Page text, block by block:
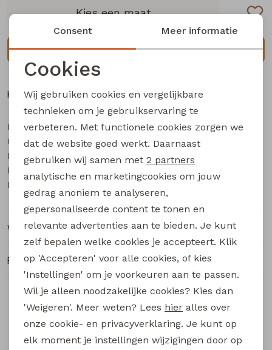
Bermuda's
Piraat broeken
Lange broeken
Rokken
Kies een maat
Plaats in winkelmand
Kenmerken
Merk
City Life
Categorie
Dames lange broek
Leverancierscode
506060 W20023
Bestelcode
233001307
Kleur
Zwart
Winkelvoorraad
Ruilen en retourneren
Snelle en betrouwbare levering
Noodzakelijke cookies
Analytische cookies
Marketing cookies
Consent Meer informatie
Cookies
Wij gebruiken cookies en vergelijkbare
technieken om je gebruikservaring te
verbeteren. Met functionele cookies zorgen we
dat de website goed werkt. Daarnaast
gebruiken wij samen met 2 partners
analytische en marketingcookies om jouw
gedrag anoniem te analyseren,
gepersonaliseerde content te tonen en
relevante advertenties aan te bieden. Je kunt
zelf bepalen welke cookies je accepteert. Klik
op 'Accepteren' voor alle cookies, of kies
'Instellingen' om je voorkeuren aan te passen.
Wil je alleen noodzakelijke cookies? Kies dan
'Weigeren'. Meer weten? Lees hier alles over
onze cookie- en privacyverklaring. Je kunt op
elk moment je instellingen wijzigingen door op